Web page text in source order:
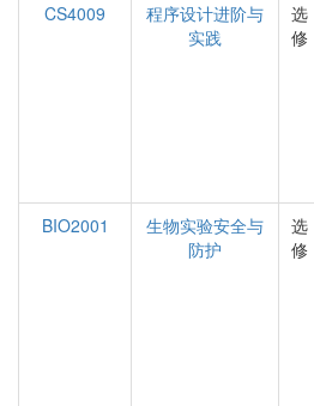
CS4009
程序设计进阶与
实践
选
修
BIO2001
生物实验安全与
防护
选
修